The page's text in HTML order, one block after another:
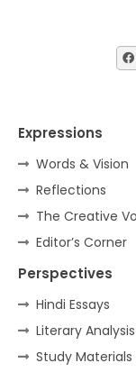
Expressions
Words & Vision
Reflections
The Creative
Editor’s Corner
Perspectives
Hindi Essays
Literary Analysis
Study Materials